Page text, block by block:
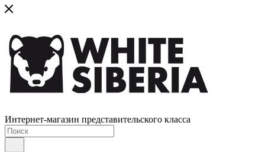
Интернет-магазин представительского класса